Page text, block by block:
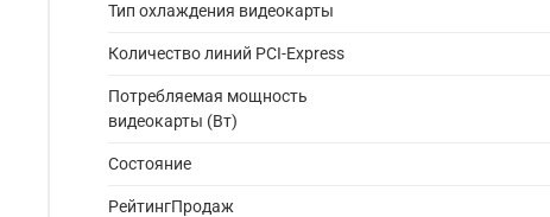
Тип охлаждения видеокарты
Количество линий PCI-Express
Потребляемая мощность
видеокарты (Вт)
Состояние
РейтингПродаж